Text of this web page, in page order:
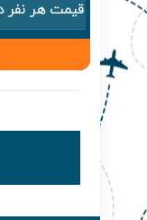
قیمت هر نفر در